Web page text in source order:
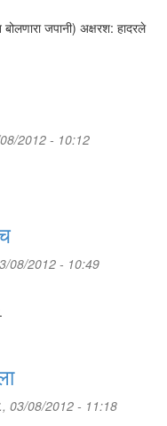
जपानी) अक्षरश: हादरले
2012 - 10:12
08/2012 - 10:49
03/08/2012 - 11:18